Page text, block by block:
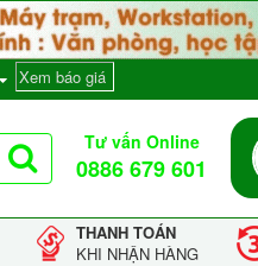
Xem báo giá
Tư vấn Online
0886 679 601
THANH TOÁN
KHI NHẬN HÀNG